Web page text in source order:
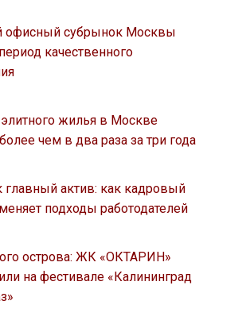
офисный субрынок Москвы
качественного
жилья в Москве
чем в два раза за три года
актив: как кадровый
подходы работодателей
острова: ЖК «ОКТАРИН»
на фестивале «Калининград